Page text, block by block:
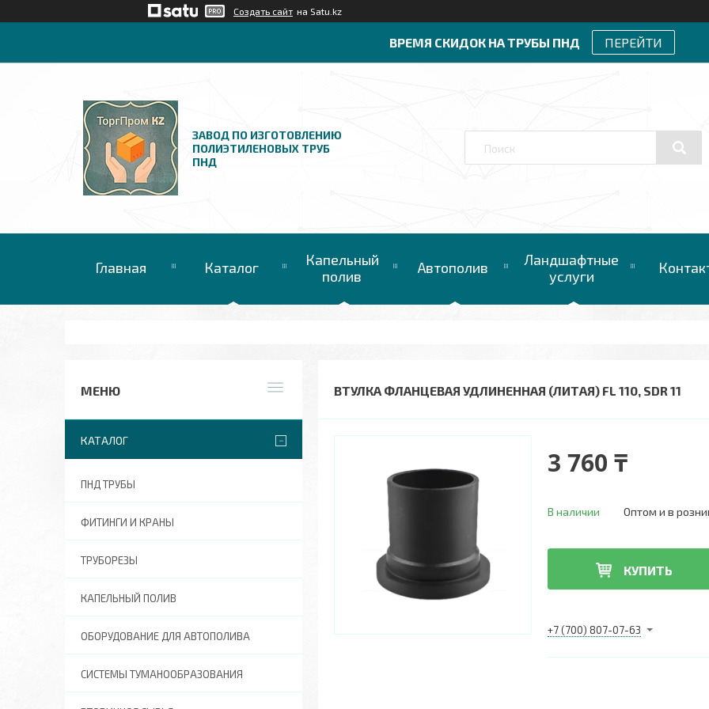
Создать сайт на Satu.kz
ВРЕМЯ СКИДОК НА ТРУБЫ ПНД ПЕРЕЙТИ
ЗАВОД ПО ИЗГОТОВЛЕНИЮ
ПОЛИЭТИЛЕНОВЫХ ТРУБ
ПНД
Главная Каталог
Капельный
полив
Автополив
Ландшафтные
услуги
ВТУЛКА ФЛАНЦЕВАЯ УДЛИНЕННАЯ (ЛИТАЯ) FL 110, SDR 11
3 760 ₸
В наличии Оптом и в
КУПИТЬ
+7 (700) 807-07-63
КАТАЛОГ
ПНД ТРУБЫ
ФИТИНГИ И КРАНЫ
ТРУБОРЕЗЫ
КАПЕЛЬНЫЙ ПОЛИВ
ОБОРУДОВАНИЕ ДЛЯ АВТОПОЛИВА
СИСТЕМЫ ТУМАНООБРАЗОВАНИЯ